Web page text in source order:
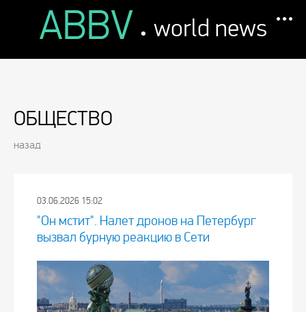
ABBV . world news
ОБЩЕСТВО
назад
03.06.2026 15:02
"Он мстит". Налет дронов на Петербург
вызвал бурную реакцию в Сети